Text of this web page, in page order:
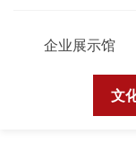
企业展示馆
文